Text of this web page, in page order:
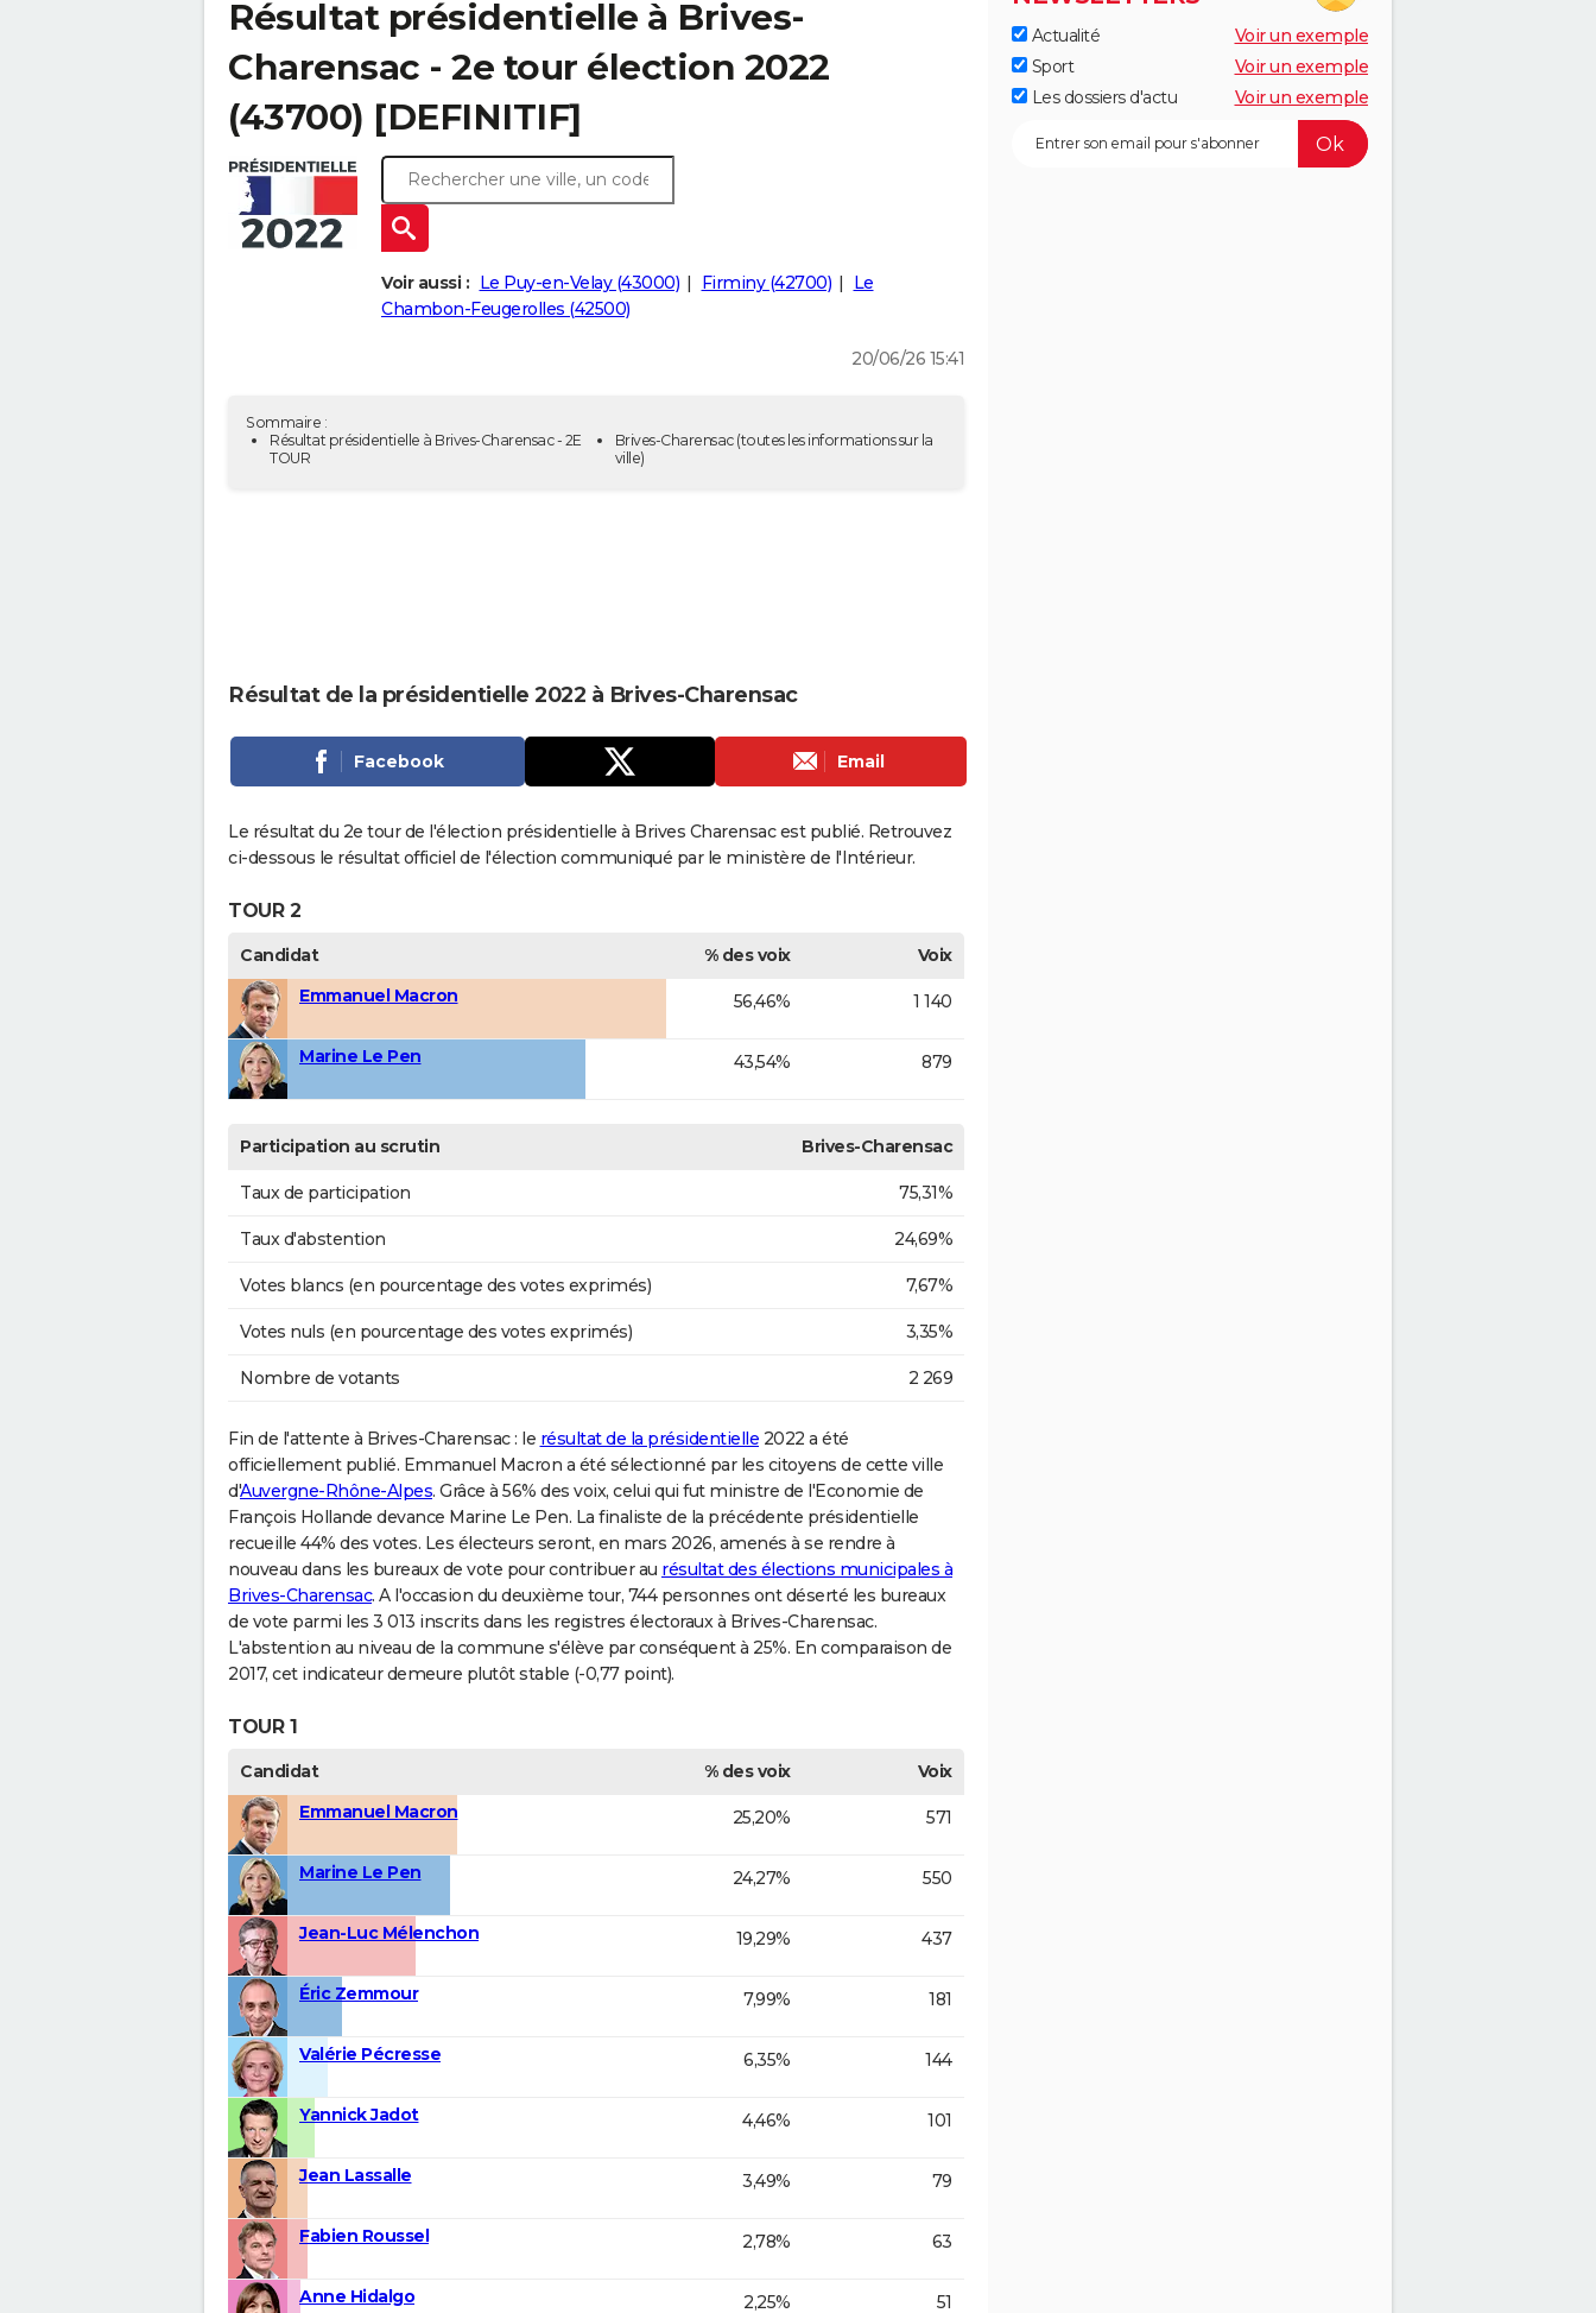
Résultat présidentielle à Brives-
Charensac - 2e tour élection 2022
(43700) [DEFINITIF]
Voir aussi : Le Puy-en-Velay (43000) Firminy (42700)
Le
Chambon-Feugerolles (42500)
20/06/26 15:41
Sommaire :
Résultat présidentielle à Brives-Charensac - 2E
TOUR
Brives-Charensac(toutes les informations sur la
ville)
Résultat de la présidentielle 2022 à Brives-Charensac
Facebook Email
Le résultat du 2e tour de l'élection présidentielle à Brives Charensac est publié. Retrouvez
ci-dessous le résultat officiel de l'élection communiqué par le ministère de l'Intérieur.
TOUR 2
Candidat % des voix
Voix
Emmanuel Macron
56,46% 1 140
Marine Le Pen 43,54% 879
Participation au scrutin Brives-Charensac
Taux de participation 75,31%
Taux d'abstention 24,69%
Votes blancs (en pourcentage des votes exprimés) 7,67%
Votes nuls (en pourcentage des votes exprimés) 3,35%
Nombre de votants 2 269
Fin de l'attente à Brives-Charensac : le résultat de la présidentielle 2022 a été
officiellement publié. Emmanuel Macron a été sélectionné par les citoyens de cette ville
d'Auvergne-Rhône-Alpes. Grâce à 56% des voix, celui qui fut ministre de l'Economie de
François Hollande devance Marine Le Pen. La finaliste de la précédente présidentielle
recueille 44% des votes. Les électeurs seront, en mars 2026, amenés à se rendre à
nouveau dans les bureaux de vote pour contribuer au résultat des élections municipales à
Brives-Charensac. A l'occasion du deuxième tour, 744 personnes ont déserté les bureaux
de vote parmi les 3 013 inscrits dans les registres électoraux à Brives-Charensac.
L'abstention au niveau de la commune s'élève par conséquent à 25%. En comparaison de
2017, cet indicateur demeure plutôt stable (-0,77 point).
TOUR 1
Candidat % des voix
Voix
Emmanuel Macron
25,20% 571
Marine Le Pen 24,27% 550
Jean-Luc Mélenchon 19,29% 437
Éric Zemmour 7,99% 181
Valérie Pécresse 6,35% 144
Yannick Jadot 4,46% 101
Jean Lassalle 3,49% 79
Fabien Roussel 2,78% 63
Anne Hidalgo 2,25% 51
Actualité
Voir un exemple
Sport
Voir un exemple
Les dossiers d'actu
Voir un exemple